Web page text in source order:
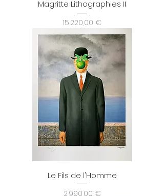
Magritte Lithographies II
Prix
15 220,00 €
Le Fils de l'Homme
Prix
2 990,00 €